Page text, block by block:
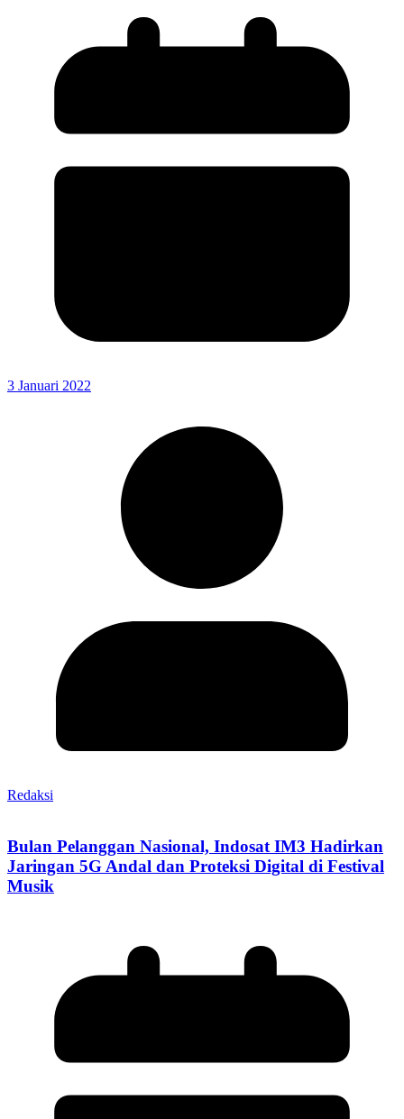
3 Januari 2022
Redaksi
Bulan Pelanggan Nasional, Indosat IM3 Hadirkan
Jaringan 5G Andal dan Proteksi Digital di Festival
Musik